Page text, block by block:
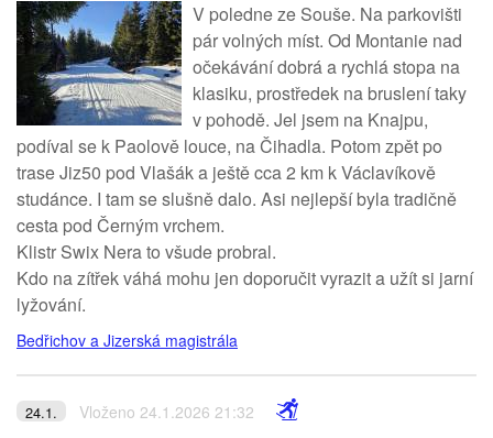
V poledne ze Souše. Na parkovišti
pár volných míst. Od Montanie nad
očekávání dobrá a rychlá stopa na
klasiku, prostředek na bruslení taky
v pohodě. Jel jsem na Knajpu,
podíval se k Paolově louce, na Čihadla. Potom zpět po
trase Jiz50 pod Vlašák a ještě cca 2 km k Václavíkově
studánce. I tam se slušně dalo. Asi nejlepší byla tradičně
cesta pod Černým vrchem.
Klistr Swix Nera to všude probral.
Kdo na zítřek váhá mohu jen doporučit vyrazit a užít si jarní
lyžování.
Bedřichov a Jizerská magistrála
24.1. Vloženo 24.1.2026 21:32